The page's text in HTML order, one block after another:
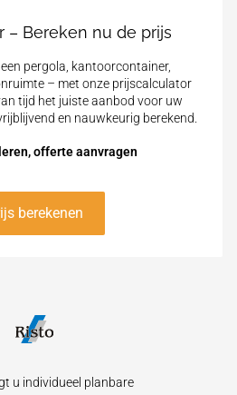
– Bereken nu de prijs
pergola, kantoorcontainer,
– met onze prijscalculator
tijd het juiste aanbod voor uw
en nauwkeurig berekend.
offerte aanvragen
berekenen
u individueel planbare